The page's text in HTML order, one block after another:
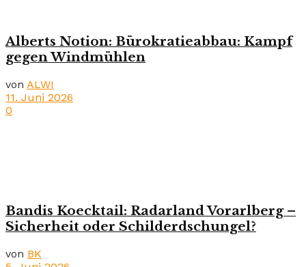
Alberts Notion: Bürokratieabbau: Kampf
gegen Windmühlen
von ALWI
11. Juni 2026
0
Bandis Koecktail: Radarland Vorarlberg –
Sicherheit oder Schilderdschungel?
von BK